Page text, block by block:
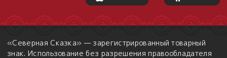
«Северная Сказка» — зарегистрированный товарный
знак. Использование без разрешения правообладателя